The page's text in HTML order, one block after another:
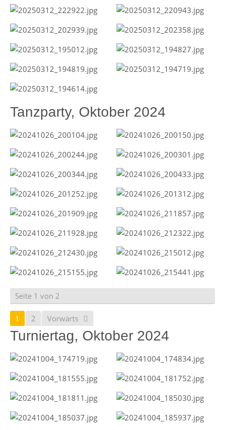
Tanzparty, Oktober 2024
Seite 1 von 2
1 2 Vorwärts
Turniertag, Oktober 2024